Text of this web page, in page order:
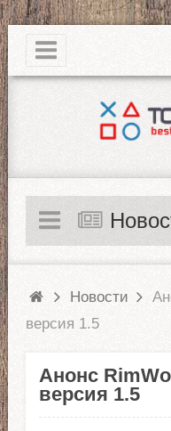
|
Новости
версия 1.5
Анонс
версия 1.5